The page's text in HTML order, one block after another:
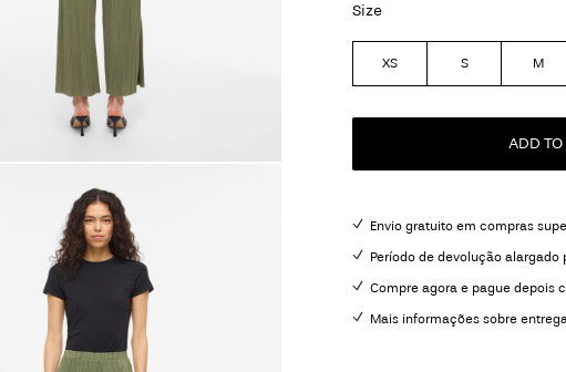
Size
XS S M
ADD TO
Envio gratuito em compras
Período de devolução alargado
Compre agora e pague depois
Mais informações sobre